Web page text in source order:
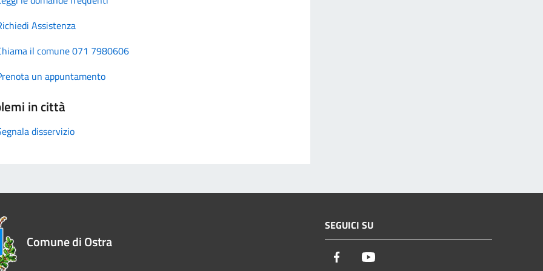
Assistenza
il comune 071 7980606
un appuntamento
in città
disservizio
Comune di Ostra
SEGUICI SU
Facebook